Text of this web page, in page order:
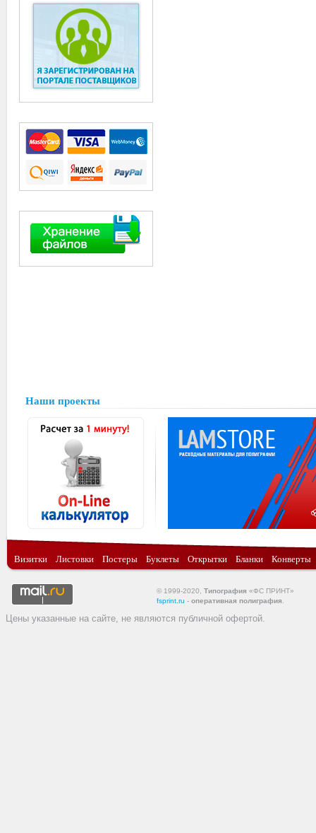
Наши проекты
Визитки Листовки Постеры Буклеты Открытки Бланки Конверты
© 1999-2020, Типография «ФС ПРИНТ»
fsprint.ru - оперативная полиграфия
Цены указанные на сайте, не являются публичной офертой.